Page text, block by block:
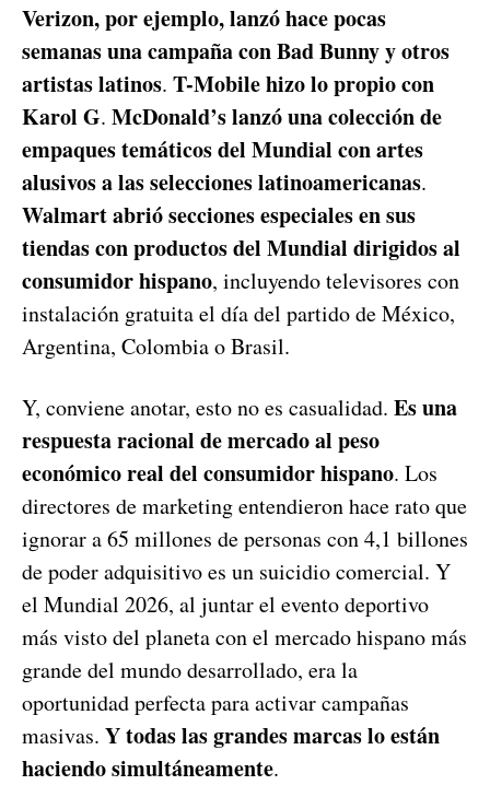
Verizon, por ejemplo, lanzó hace pocas
semanas una campaña con Bad Bunny y otros
artistas latinos. T-Mobile hizo lo propio con
Karol G. McDonald’s lanzó una colección de
empaques temáticos del Mundial con artes
alusivos a las selecciones latinoamericanas.
Walmart abrió secciones especiales en sus
tiendas con productos del Mundial dirigidos al
consumidor hispano, incluyendo televisores con
instalación gratuita el día del partido de México,
Argentina, Colombia o Brasil.
Y, conviene anotar, esto no es casualidad. Es una
respuesta racional de mercado al peso
económico real del consumidor hispano. Los
directores de marketing entendieron hace rato que
ignorar a 65 millones de personas con 4,1 billones
de poder adquisitivo es un suicidio comercial. Y
el Mundial 2026, al juntar el evento deportivo
más visto del planeta con el mercado hispano más
grande del mundo desarrollado, era la
oportunidad perfecta para activar campañas
masivas. Y todas las grandes marcas lo están
haciendo simultáneamente.